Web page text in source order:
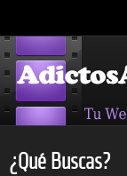
¿Qué Buscas?